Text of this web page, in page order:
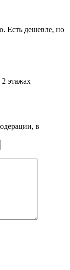
Есть дешевле, но
этажах
в